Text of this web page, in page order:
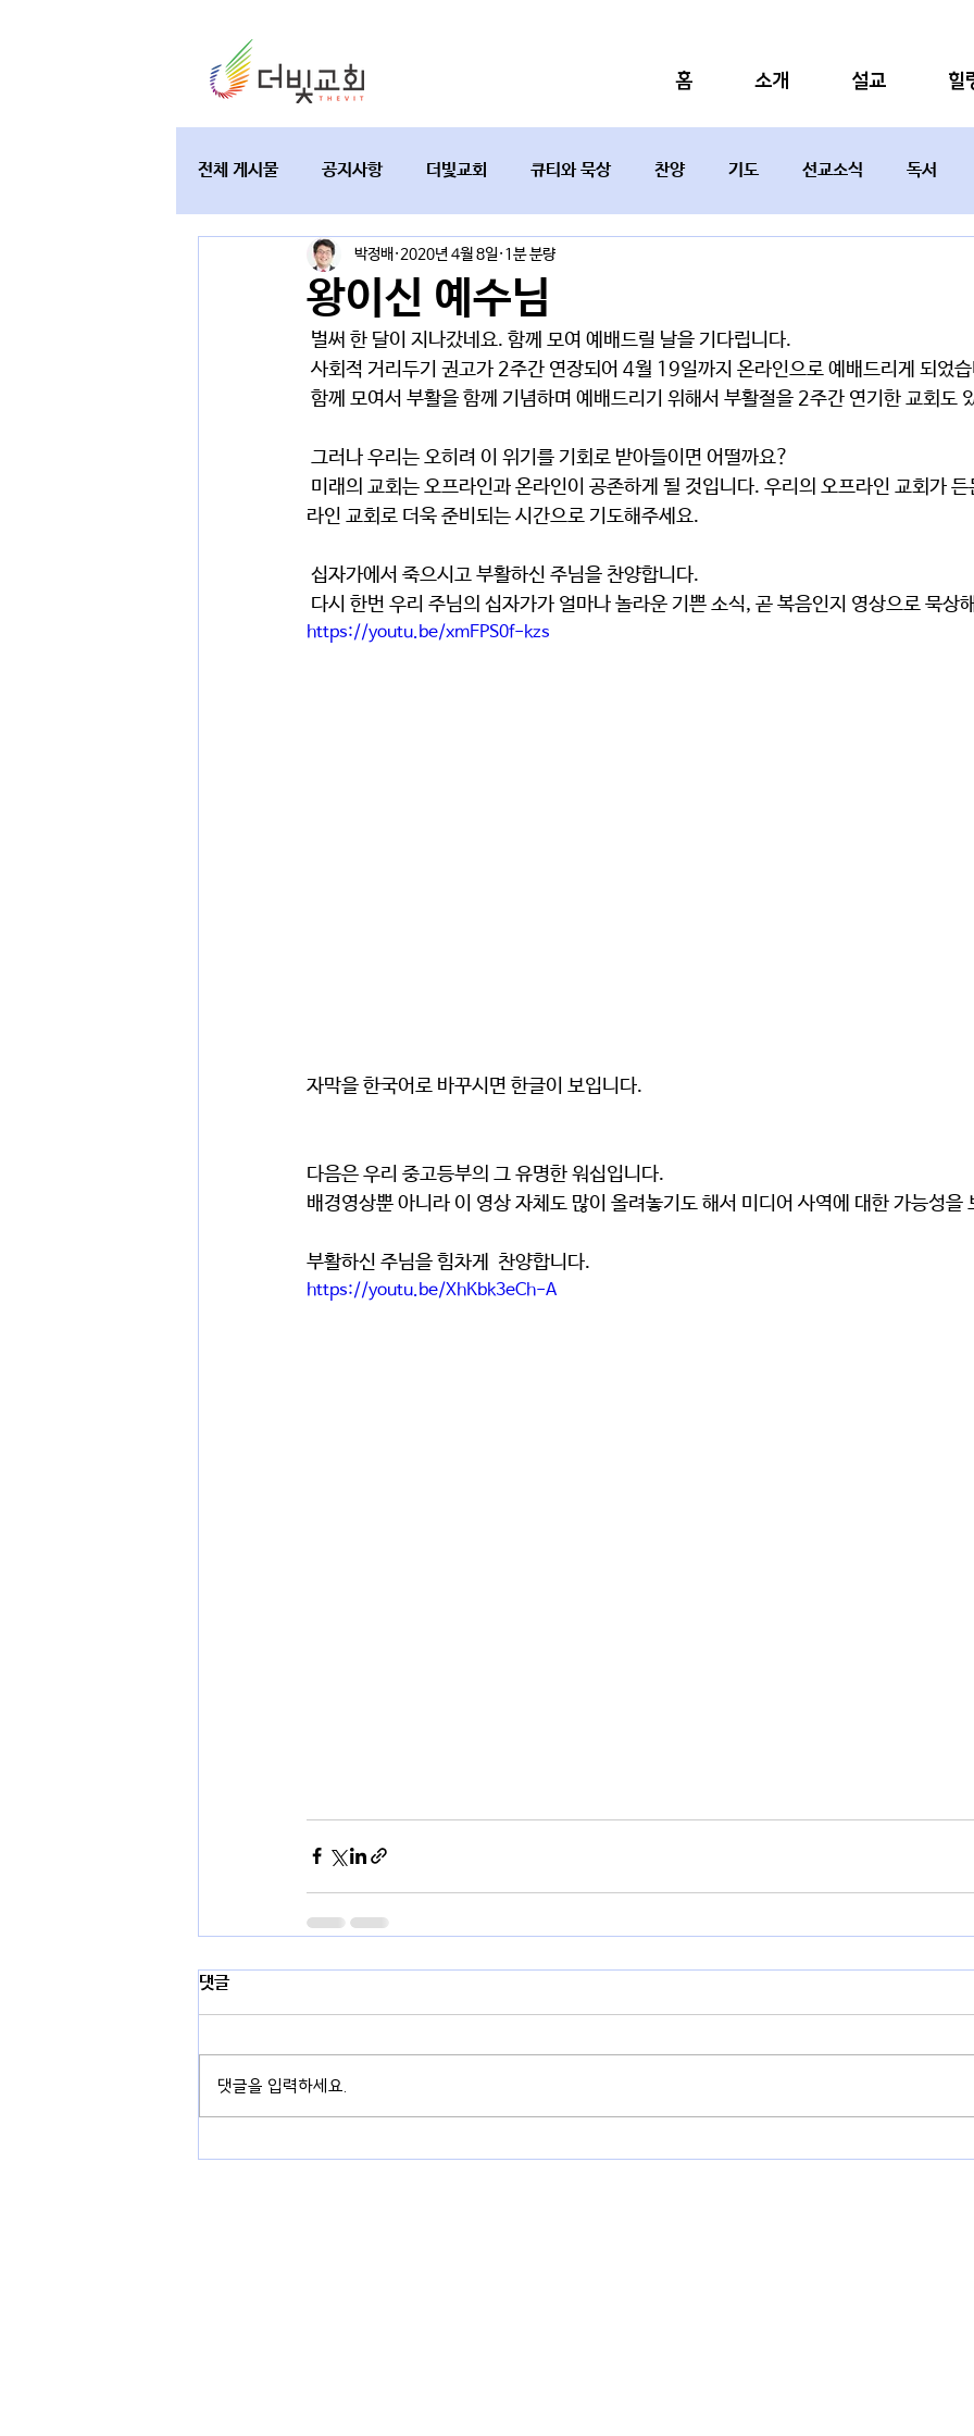
홈 소개 설교 힐
전체 게시물 공지사항 더빛교회 큐티와 묵상 찬양 기도 선교소식 독서
교육과 테필린 토요가정예배 설교요약
왕이신 예수님
박정배 2020년 4월 8일 1분 분량
벌써 한 달이 지나갔네요. 함께 모여 예배드릴 날을 기다립니다.
사회적 거리두기 권고가 2주간 연장되어 4월 19일까지 온라인으로 예배드리게 되었
함께 모여서 부활을 함께 기념하며 예배드리기 위해서 부활절을 2주간 연기한 교회도
그러나 우리는 오히려 이 위기를 기회로 받아들이면 어떨까요?
라인 교회로 더욱 준비되는 시간으로 기도해주세요.
십자가에서 죽으시고 부활하신 주님을 찬양합니다.
다시 한번 우리 주님의 십자가가 얼마나 놀라운 기쁜 소식, 곧 복음인지 영상으로 묵상
https://youtu.be/xmFPS0f-kzs
자막을 한국어로 바꾸시면 한글이 보입니다.
다음은 우리 중고등부의 그 유명한 워십입니다.
배경영상뿐 아니라 이 영상 자체도 많이 올려놓기도 해서 미디어 사역에 대한 가능성을
부활하신 주님을 힘차게  찬양합니다.
https://youtu.be/XhKbk3eCh-A
댓글
댓글을 입력하세요.